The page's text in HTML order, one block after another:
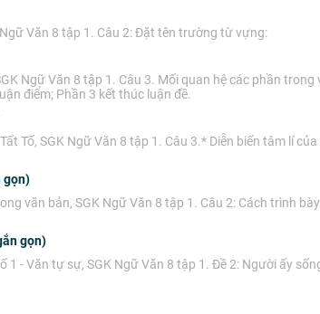
Văn 8 tập 1. Câu 2: Đặt tên trường từ vựng:
Ngữ Văn 8 tập 1. Câu 3. Mối quan hệ các phần trong
điểm; Phần 3 kết thúc luận đề.
Tố, SGK Ngữ Văn 8 tập 1. Câu 3.* Diễn biến tâm lí của
gọn)
văn bản, SGK Ngữ Văn 8 tập 1. Câu 2: Cách trình
gọn)
1 - Văn tự sự, SGK Ngữ Văn 8 tập 1. Đề 2: Người ấy